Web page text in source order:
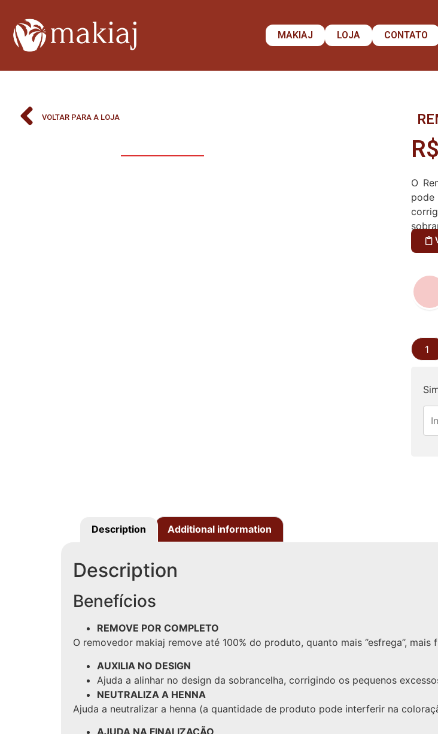
MAKIAJ LOJA CONTATO
VOLTAR PARA A LOJA
R$
O
pode
Description Additional information
Description
Benefícios
REMOVE POR COMPLETO
O removedor makiaj remove até 100% do produto, quanto mais ‘’esfrega’’,
AUXILIA NO DESIGN
Ajuda a alinhar no design da sobrancelha, corrigindo os pequenos
NEUTRALIZA A HENNA
Ajuda a neutralizar a henna (a quantidade de produto pode interferir na
AJUDA NA FINALIZAÇÃO